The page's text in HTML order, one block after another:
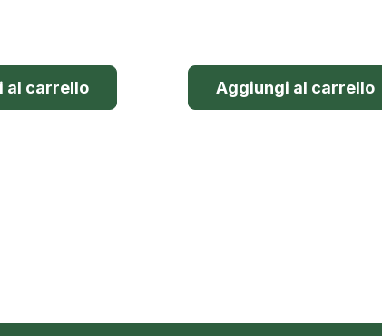
al carrello Aggiungi al carrello